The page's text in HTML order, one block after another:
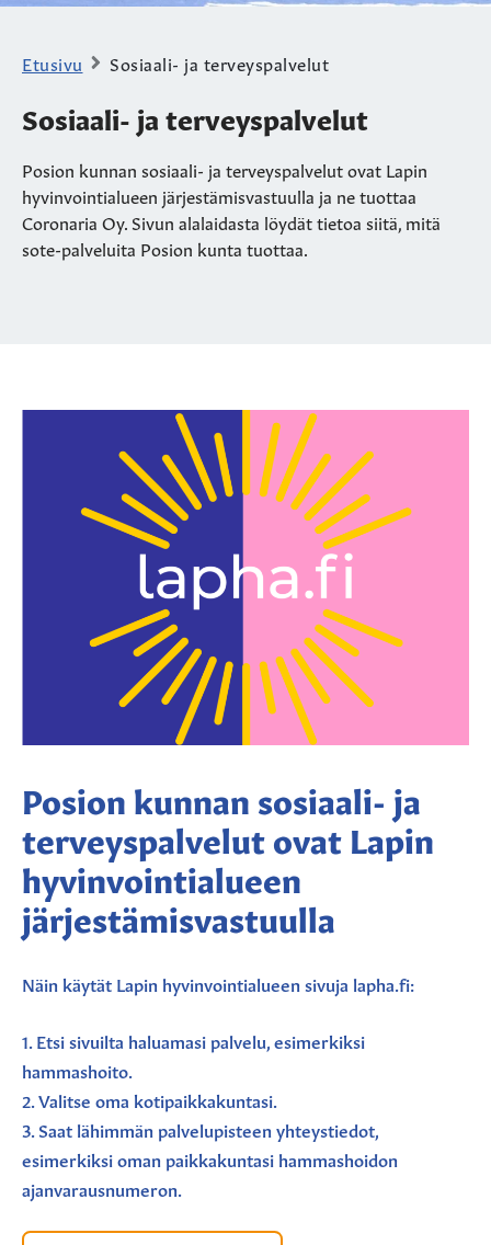
Etusivu Sosiaali- ja terveyspalvelut
Sosiaali- ja terveyspalvelut
Posion kunnan sosiaali- ja terveyspalvelut ovat Lapin
hyvinvointialueen järjestämisvastuulla ja ne tuottaa
Coronaria Oy. Sivun alalaidasta löydät tietoa siitä, mitä
sote-palveluita Posion kunta tuottaa.
Posion kunnan sosiaali- ja
terveyspalvelut ovat Lapin
hyvinvointialueen
järjestämisvastuulla
Näin käytät Lapin hyvinvointialueen sivuja lapha.fi:
1. Etsi sivuilta haluamasi palvelu, esimerkiksi
hammashoito.
2. Valitse oma kotipaikkakuntasi.
3. Saat lähimmän palvelupisteen yhteystiedot,
esimerkiksi oman paikkakuntasi hammashoidon
ajanvarausnumeron.